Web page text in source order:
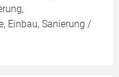
Einbau, Sanierung /